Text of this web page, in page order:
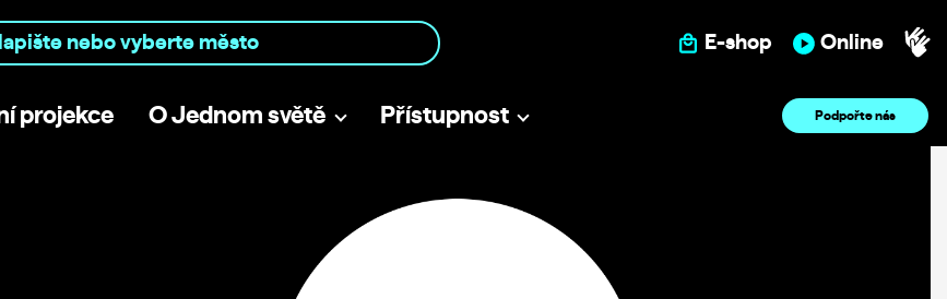
E-shop Online
projekce O Jednom světě Přístupnost Podpořte nás